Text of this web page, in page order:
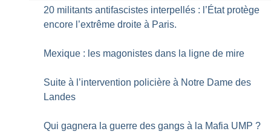
20 militants antifascistes interpellés : l’État protège
encore l’extrême droite à Paris.
Mexique : les magonistes dans la ligne de mire
Suite à l’intervention policière à Notre Dame des
Landes
Qui gagnera la guerre des gangs à la Mafia UMP ?